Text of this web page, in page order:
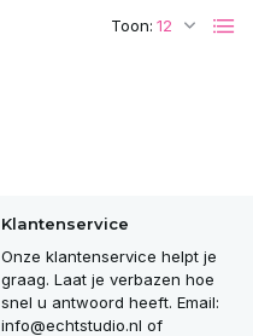
Toon:
Klantenservice
Onze klantenservice helpt je
graag. Laat je verbazen hoe
snel u antwoord heeft. Email:
info@echtstudio.nl of